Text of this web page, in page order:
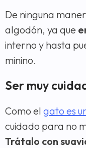
De ninguna
algodón, ya que
interno y hasta
minino.
Ser muy
Como el gato es
cuidado para no
Trátalo con